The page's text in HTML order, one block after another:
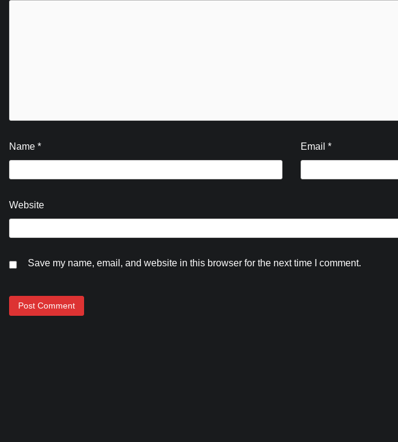
Name * Email*
Website
Save my name, email, and website in this browser for the next time I comment.